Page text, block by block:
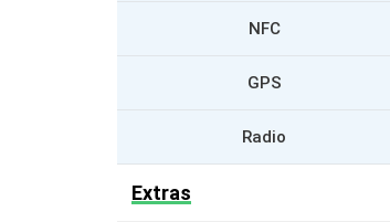
NFC
GPS
Radio
Extras